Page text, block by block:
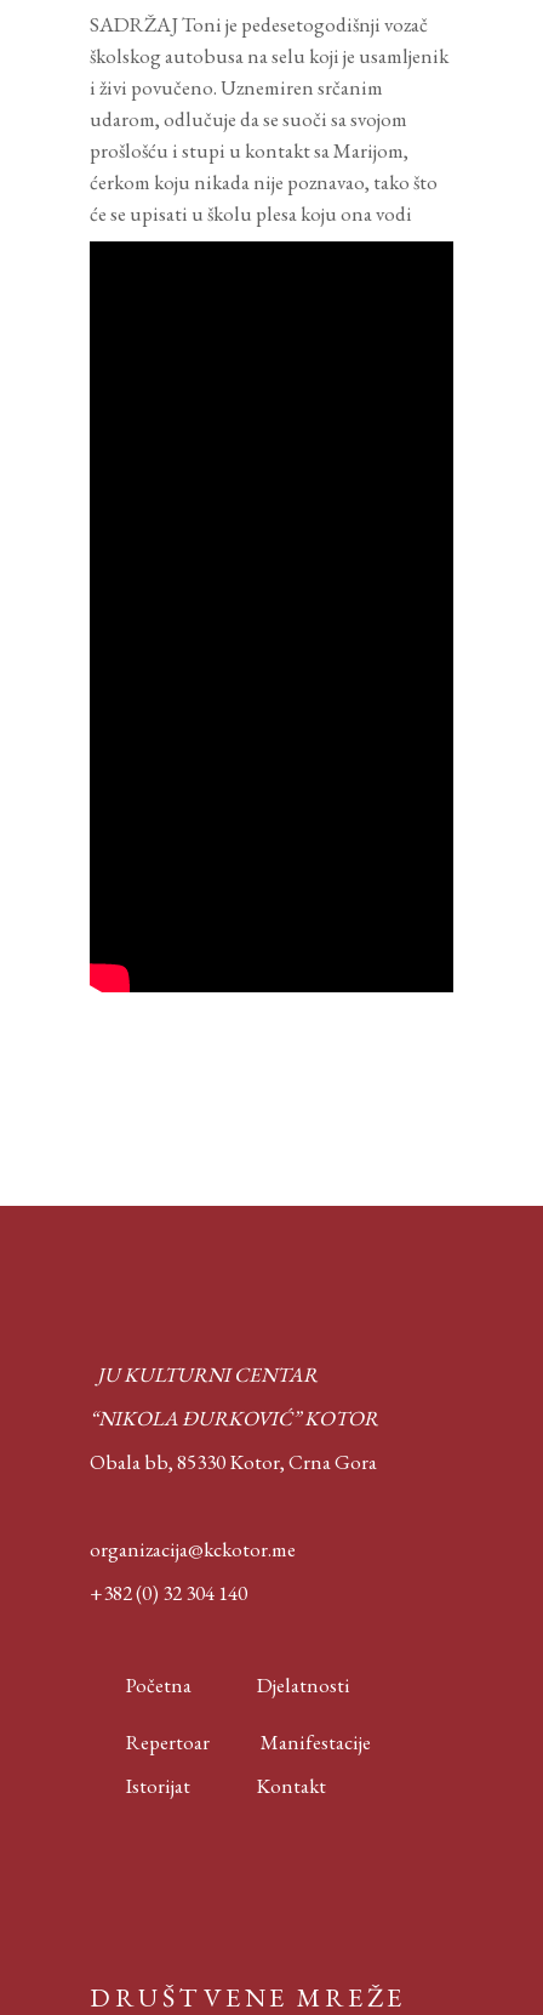
SADRŽAJ Toni je pedesetogodišnji vozač
školskog autobusa na selu koji je usamljenik
i živi povučeno. Uznemiren srčanim
udarom, odlučuje da se suoči sa svojom
prošlošću i stupi u kontakt sa Marijom,
ćerkom koju nikada nije poznavao, tako što
će se upisati u školu plesa koju ona vodi
JU KULTURNI CENTAR
“NIKOLA ĐURKOVIĆ” KOTOR
Obala bb, 85330 Kotor,Crna Gora
organizacija@kckotor.me
+382 (0) 32 304 140
Početna Djelatnosti
Repertoar
Manifestacije
Istorijat
Kontakt
DRUŠTVENE MREŽE